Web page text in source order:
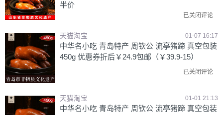
半价
已关闭评论
天猫淘宝 01-07 16:17
中华名小吃 青岛特产 周钦公 流亭猪蹄 真空包装
450g 优惠券折后￥24.9包邮（￥39.9-15）
已关闭评论
天猫淘宝 01-01 21:13
中华名小吃 青岛特产 周钦公 流亭猪蹄 真空包装